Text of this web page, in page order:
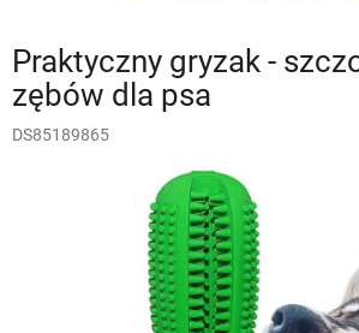
Praktyczny gryzak -
zębów dla psa
DS85189865